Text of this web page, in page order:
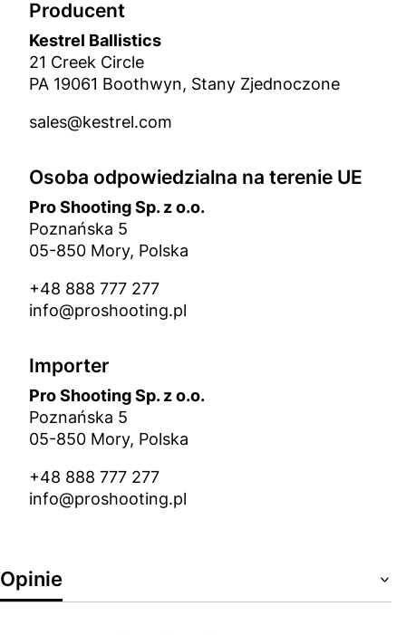
Producent
Kestrel Ballistics
21 Creek Circle
PA 19061 Boothwyn, Stany Zjednoczone
sales@kestrel.com
Osoba odpowiedzialna na terenie UE
Pro Shooting Sp. z o.o.
Poznańska 5
05-850 Mory, Polska
+48 888 777 277
info@proshooting.pl
Importer
Pro Shooting Sp. z o.o.
Poznańska 5
05-850 Mory, Polska
+48 888 777 277
info@proshooting.pl
Opinie